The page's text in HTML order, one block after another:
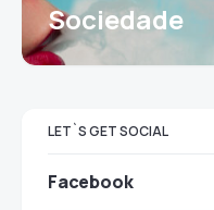
Sociedade
LET`S GET SOCIAL
Facebook